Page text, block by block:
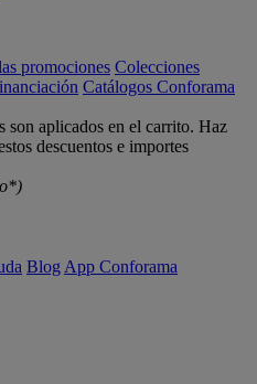
promociones Colecciones
Catálogos Conforama
son aplicados en el carrito. Haz
descuentos e importes
Blog App Conforama